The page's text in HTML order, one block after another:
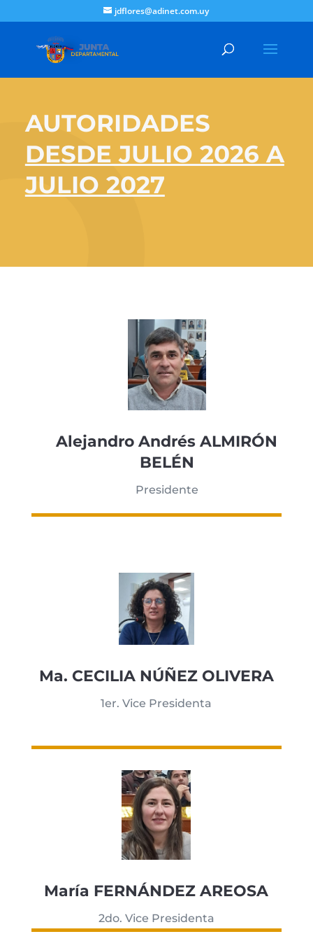
jdflores@adinet.com.uy
AUTORIDADES
DESDE JULIO 2026 A
JULIO 2027
Alejandro Andrés ALMIRÓN
BELÉN
Presidente
Ma. CECILIA NÚÑEZ OLIVERA
1er. Vice Presidenta
María FERNÁNDEZ AREOSA
2do. Vice Presidenta